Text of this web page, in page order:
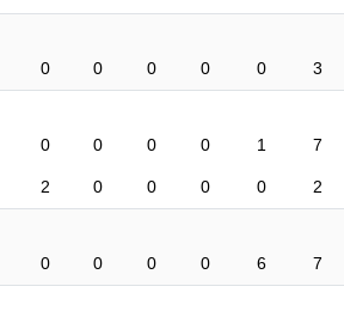
0 0 0 0 0 3
0 0 0 0 1 7
2 0 0 0 0 2
0 0 0 0 6 7